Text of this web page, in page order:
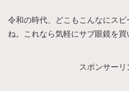
令和の時代、どこもこんなにス
ね。これなら気軽にサブ眼鏡を買
スポンサーリ